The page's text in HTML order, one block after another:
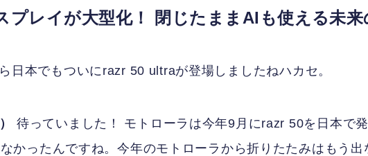
プレイが大型化！ 閉じたままAIも使える未来
日本でもついにrazr 50 ultraが登場しましたねハカセ。
待っていました！ モトローラは今年9月にrazr 50を日本で発
かったんですね。今年のモトローラから折りたたみはもう出